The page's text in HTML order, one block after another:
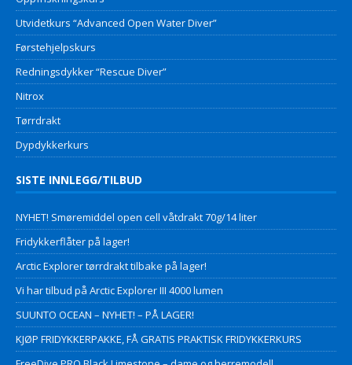
Utvidetkurs “Advanced Open Water Diver”
Førstehjelpskurs
Redningsdykker “Rescue Diver”
Nitrox
Tørrdrakt
Dypdykkerkurs
SISTE INNLEGG/TILBUD
NYHET! Smøremiddel open cell våtdrakt 70g/14 liter
Fridykkerflåter på lager!
Arctic Explorer tørrdrakt tilbake på lager!
Vi har tilbud på Arctic Explorer III 4000 lumen
SUUNTO OCEAN – NYHET! – PÅ LAGER!
KJØP FRIDYKKERPAKKE, FÅ GRATIS PRAKTISK FRIDYKKERKURS